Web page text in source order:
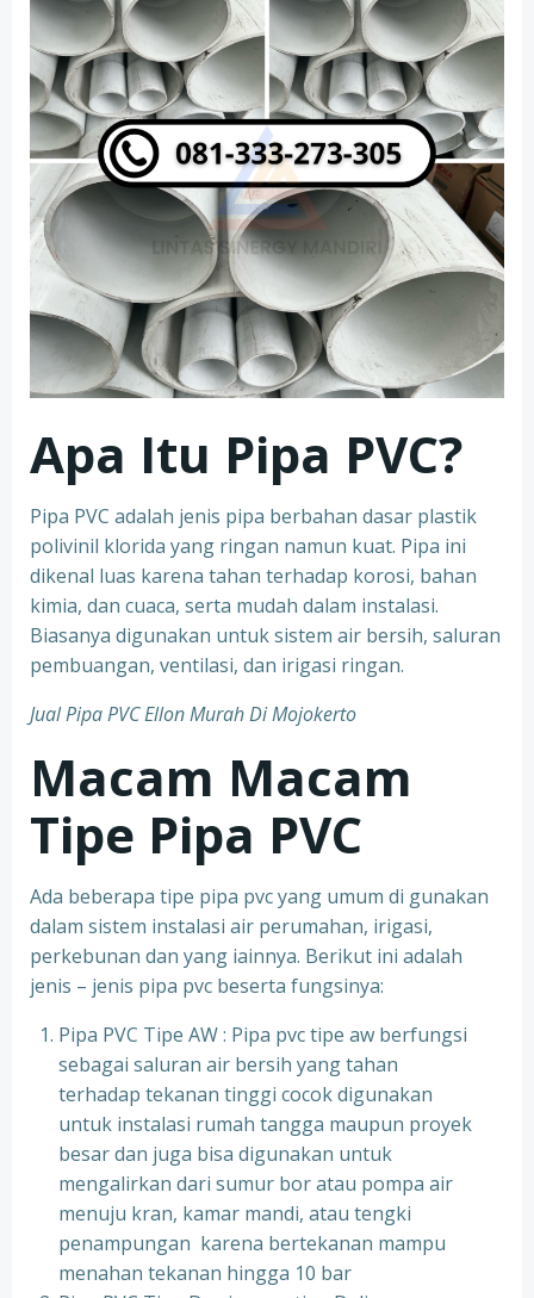
Apa Itu Pipa PVC?
Pipa PVC adalah jenis pipa berbahan dasar plastik
polivinil klorida yang ringan namun kuat. Pipa ini
dikenal luas karena tahan terhadap korosi, bahan
kimia, dan cuaca, serta mudah dalam instalasi.
Biasanya digunakan untuk sistem air bersih, saluran
pembuangan, ventilasi, dan irigasi ringan.
Jual Pipa PVC Ellon Murah Di Mojokerto
Macam Macam
Tipe Pipa PVC
Ada beberapa tipe pipa pvc yang umum di gunakan
dalam sistem instalasi air perumahan, irigasi,
perkebunan dan yang iainnya. Berikut ini adalah
jenis – jenis pipa pvc beserta fungsinya:
Pipa PVC Tipe AW : Pipa pvc tipe aw berfungsi
sebagai saluran air bersih yang tahan
terhadap tekanan tinggi cocok digunakan
untuk instalasi rumah tangga maupun proyek
besar dan juga bisa digunakan untuk
mengalirkan dari sumur bor atau pompa air
menuju kran, kamar mandi, atau tengki
penampungan karena bertekanan mampu
menahan tekanan hingga 10 bar